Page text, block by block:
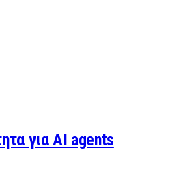
για AI agents